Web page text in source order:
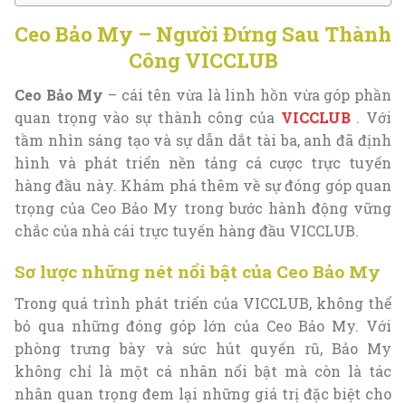
Ceo Bảo My – Người Đứng Sau Thành
Công VICCLUB
Ceo Bảo My – cái tên vừa là linh hồn vừa góp phần
quan trọng vào sự thành công của VICCLUB. Với
tầm nhìn sáng tạo và sự dẫn dắt tài ba, anh đã định
hình và phát triển nền tảng cá cược trực tuyến
hàng đầu này. Khám phá thêm về sự đóng góp quan
trọng của Ceo Bảo My trong bước hành động vững
chắc của nhà cái trực tuyến hàng đầu VICCLUB.
Sơ lược những nét nổi bật của Ceo Bảo My
Trong quá trình phát triển của VICCLUB, không thể
bỏ qua những đóng góp lớn của Ceo Bảo My. Với
phòng trưng bày và sức hút quyến rũ, Bảo My
không chỉ là một cá nhân nổi bật mà còn là tác
nhân quan trọng đem lại những giá trị đặc biệt cho